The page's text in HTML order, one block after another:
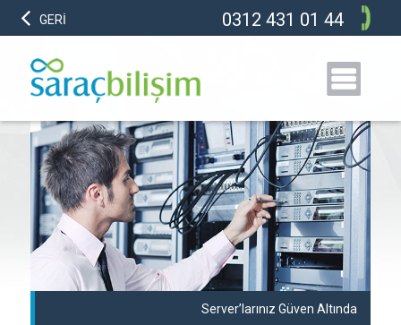
GERİ 0312 431 01 44
Server’larınız Güven Altında